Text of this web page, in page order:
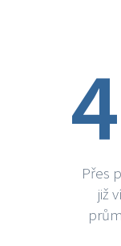
Přes
již